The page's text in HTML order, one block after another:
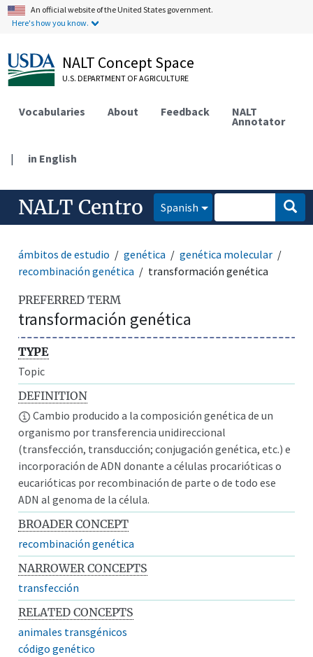
An official website of the United States government.
Here's how you know.
NALT Concept Space
U.S. DEPARTMENT OF AGRICULTURE
Vocabularies About Feedback NALT
Annotator
| in English
NALT Centro Spanish
ámbitos de estudio genética
genética molecular
recombinación genética
transformación genética
PREFERRED TERM
transformación genética
TYPE
Topic
DEFINITION
Cambio producido a la composición genética de un
organismo por transferencia unidireccional
(transfección, transducción; conjugación genética, etc.) e
incorporación de ADN donante a células procarióticas o
eucarióticas por recombinación de parte o de todo ese
ADN al genoma de la célula.
BROADER CONCEPT
recombinación genética
NARROWER CONCEPTS
transfección
RELATED CONCEPTS
animales transgénicos
código genético